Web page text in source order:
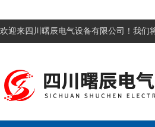
欢迎来四川曙辰电气设备有限公司！我们